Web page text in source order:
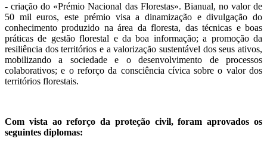
- criação do «Prémio Nacional das Florestas». Bianual, no valor de
50 mil euros, este prémio visa a dinamização e divulgação do
conhecimento produzido na área da floresta, das técnicas e boas
práticas de gestão florestal e da boa informação; a promoção da
resiliência dos territórios e a valorização sustentável dos seus ativos,
mobilizando a sociedade e o desenvolvimento de processos
colaborativos; e o reforço da consciência cívica sobre o valor dos
territórios florestais.
Com vista ao reforço da proteção civil, foram aprovados os
seguintes diplomas: